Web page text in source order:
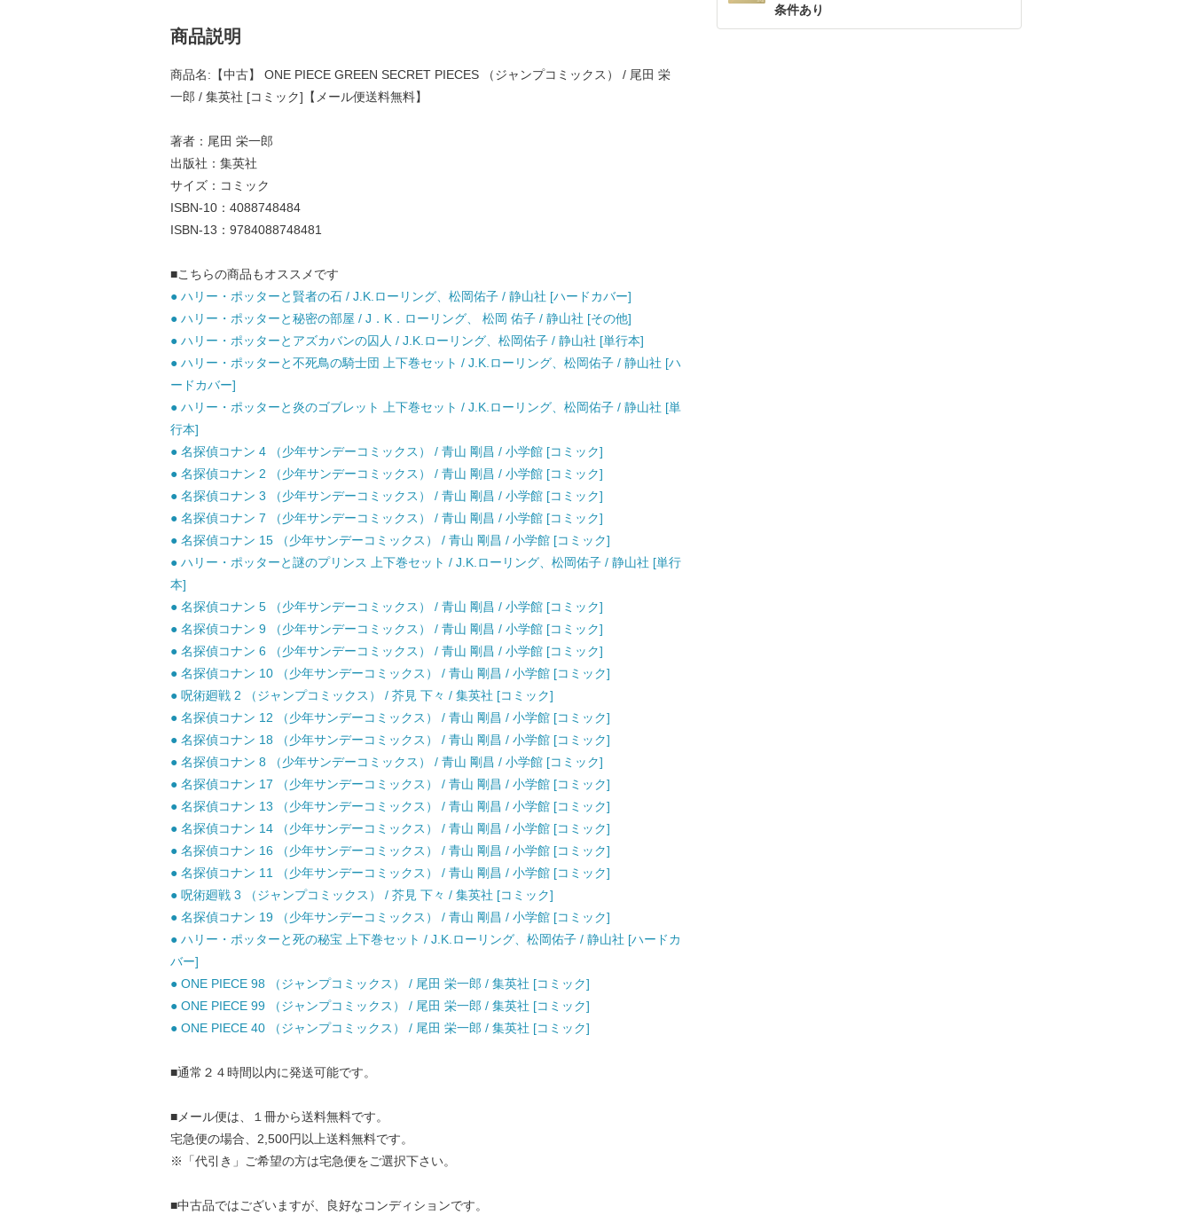
条件あり
商品説明
商品名:【中古】 ONE PIECE GREEN SECRET PIECES （ジャンプコミックス） / 尾田 栄
一郎 / 集英社 [コミック]【メール便送料無料】
著者：尾田 栄一郎
出版社：集英社
サイズ：コミック
ISBN-10：4088748484
ISBN-13：9784088748481
■こちらの商品もオススメです
● ハリー・ポッターと賢者の石 / J.K.ローリング、松岡佑子 / 静山社 [ハードカバー]
● ハリー・ポッターと秘密の部屋 / J．K．ローリング、 松岡 佑子 / 静山社 [その他]
● ハリー・ポッターとアズカバンの囚人 / J.K.ローリング、松岡佑子 / 静山社 [単行本]
● ハリー・ポッターと不死鳥の騎士団 上下巻セット / J.K.ローリング、松岡佑子 / 静山社 [ハ
ードカバー]
● ハリー・ポッターと炎のゴブレット 上下巻セット / J.K.ローリング、松岡佑子 / 静山社 [単
行本]
● 名探偵コナン 4 （少年サンデーコミックス） / 青山 剛昌 / 小学館 [コミック]
● 名探偵コナン 2 （少年サンデーコミックス） / 青山 剛昌 / 小学館 [コミック]
● 名探偵コナン 3 （少年サンデーコミックス） / 青山 剛昌 / 小学館 [コミック]
● 名探偵コナン 7 （少年サンデーコミックス） / 青山 剛昌 / 小学館 [コミック]
● 名探偵コナン 15 （少年サンデーコミックス） / 青山 剛昌 / 小学館 [コミック]
● ハリー・ポッターと謎のプリンス 上下巻セット / J.K.ローリング、松岡佑子 / 静山社 [単行
本]
● 名探偵コナン 5 （少年サンデーコミックス） / 青山 剛昌 / 小学館 [コミック]
● 名探偵コナン 9 （少年サンデーコミックス） / 青山 剛昌 / 小学館 [コミック]
● 名探偵コナン 6 （少年サンデーコミックス） / 青山 剛昌 / 小学館 [コミック]
● 名探偵コナン 10 （少年サンデーコミックス） / 青山 剛昌 / 小学館 [コミック]
● 呪術廻戦 2 （ジャンプコミックス） / 芥見 下々 / 集英社 [コミック]
● 名探偵コナン 12 （少年サンデーコミックス） / 青山 剛昌 / 小学館 [コミック]
● 名探偵コナン 18 （少年サンデーコミックス） / 青山 剛昌 / 小学館 [コミック]
● 名探偵コナン 8 （少年サンデーコミックス） / 青山 剛昌 / 小学館 [コミック]
● 名探偵コナン 17 （少年サンデーコミックス） / 青山 剛昌 / 小学館 [コミック]
● 名探偵コナン 13 （少年サンデーコミックス） / 青山 剛昌 / 小学館 [コミック]
● 名探偵コナン 14 （少年サンデーコミックス） / 青山 剛昌 / 小学館 [コミック]
● 名探偵コナン 16 （少年サンデーコミックス） / 青山 剛昌 / 小学館 [コミック]
● 名探偵コナン 11 （少年サンデーコミックス） / 青山 剛昌 / 小学館 [コミック]
● 呪術廻戦 3 （ジャンプコミックス） / 芥見 下々 / 集英社 [コミック]
● 名探偵コナン 19 （少年サンデーコミックス） / 青山 剛昌 / 小学館 [コミック]
● ハリー・ポッターと死の秘宝 上下巻セット / J.K.ローリング、松岡佑子 / 静山社 [ハードカ
バー]
● ONE PIECE 98 （ジャンプコミックス） / 尾田 栄一郎 / 集英社 [コミック]
● ONE PIECE 99 （ジャンプコミックス） / 尾田 栄一郎 / 集英社 [コミック]
● ONE PIECE 40 （ジャンプコミックス） / 尾田 栄一郎 / 集英社 [コミック]
■通常２４時間以内に発送可能です。
■メール便は、１冊から送料無料です。
宅急便の場合、2,500円以上送料無料です。
※「代引き」ご希望の方は宅急便をご選択下さい。
■中古品ではございますが、良好なコンディションです。